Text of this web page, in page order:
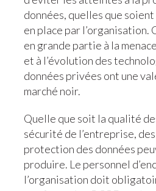
données, quelles que
en place par l’organisation.
en grande partie à la
et à l’évolution des
données privées ont une
marché noir.
Quelle que soit la qualité
sécurité de l’entreprise,
protection des données
produire. Le personnel
l’organisation doit